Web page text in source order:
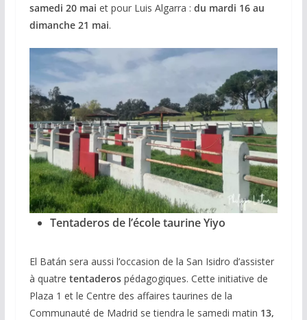
samedi 20 mai et pour Luis Algarra : du mardi 16 au
dimanche 21 mai.
Tentaderos de l’école taurine Yiyo
El Batán sera aussi l’occasion de la San Isidro d’assister
à quatre tentaderospédagogiques. Cette initiative de
Plaza 1 et le Centre des affaires taurines de la
Communauté de Madrid se tiendra le samedi matin 13,